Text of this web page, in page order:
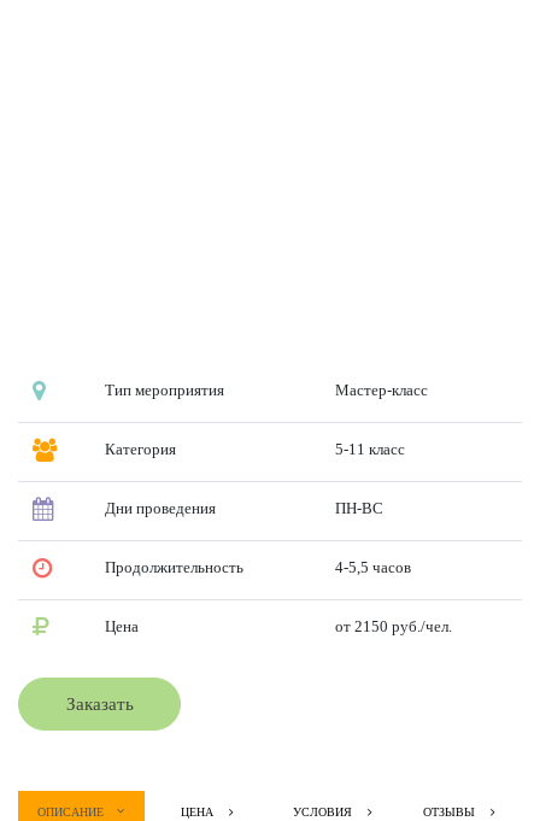
Тип мероприятия Мастер-класс
Категория 5-11 класс
Дни проведения ПН-ВС
Продолжительность 4-5,5 часов
Цена от 2150 руб./чел.
Заказать
ОПИСАНИЕ ЦЕНА УСЛОВИЯ ОТЗЫВЫ